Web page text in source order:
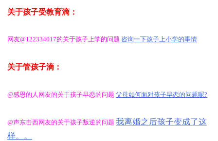
关于孩子受教育滴：
网友@122334017的关于孩子上学的问题 咨询一下孩子上小学的事情
关于管孩子滴：
@感恩的人网友的关于孩子早恋的问题 父母如何面对孩子早恋的问题呢?
@声东击西网友的关于孩子叛逆的问题 我离婚之后孩子变成了这
样。。